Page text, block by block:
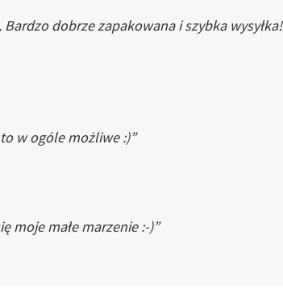
dobrze zapakowana i szybka wysyłka!
w ogóle możliwe :)”
moje małe marzenie :-)”